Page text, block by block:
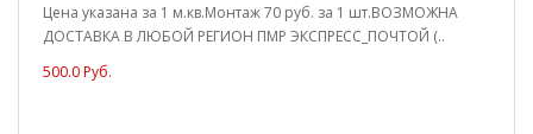
Цена указана за 1 м.кв.Монтаж 70 руб. за 1 шт.ВОЗМОЖНА
ДОСТАВКА В ЛЮБОЙ РЕГИОН ПМР ЭКСПРЕСС_ПОЧТОЙ (..
500.0 Руб.